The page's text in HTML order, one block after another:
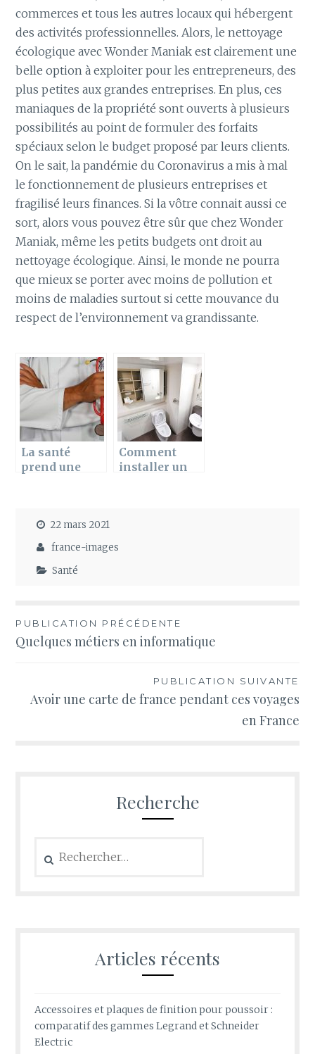
commerces et tous les autres locaux qui hébergent
des activités professionnelles. Alors, le nettoyage
écologique avec Wonder Maniak est clairement une
belle option à exploiter pour les entrepreneurs, des
plus petites aux grandes entreprises. En plus, ces
maniaques de la propriété sont ouverts à plusieurs
possibilités au point de formuler des forfaits
spéciaux selon le budget proposé par leurs clients.
On le sait, la pandémie du Coronavirus a mis à mal
le fonctionnement de plusieurs entreprises et
fragilisé leurs finances. Si la vôtre connait aussi ce
sort, alors vous pouvez être sûr que chez Wonder
Maniak, même les petits budgets ont droit au
nettoyage écologique. Ainsi, le monde ne pourra
que mieux se porter avec moins de pollution et
moins de maladies surtout si cette mouvance du
respect de l’environnement va grandissante.
La santé
prend une
Comment
installer un
22 mars 2021
france-images
Santé
Navigation
de
PUBLICATION PRÉCÉDENTE
Quelques métiers en informatique
PUBLICATION SUIVANTE
Avoir une carte de france pendant ces voyages
en France
Recherche
Articles récents
Accessoires et plaques de finition pour poussoir :
comparatif des gammes Legrand et Schneider
Electric